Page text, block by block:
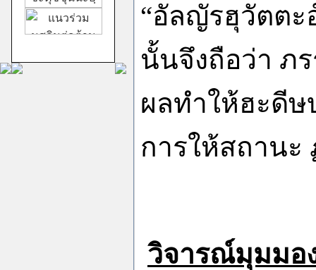
ม้าทรงศาลเจ้าสาม
“อัลญัรฮุวัตตะ
นั้นจึงถือว่า ภ
ผลทำให้ฮะดี
การให้สถาน
วิจารณ์มุมมอ